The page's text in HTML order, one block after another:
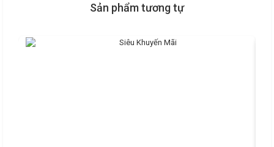
Sản phẩm tương tự